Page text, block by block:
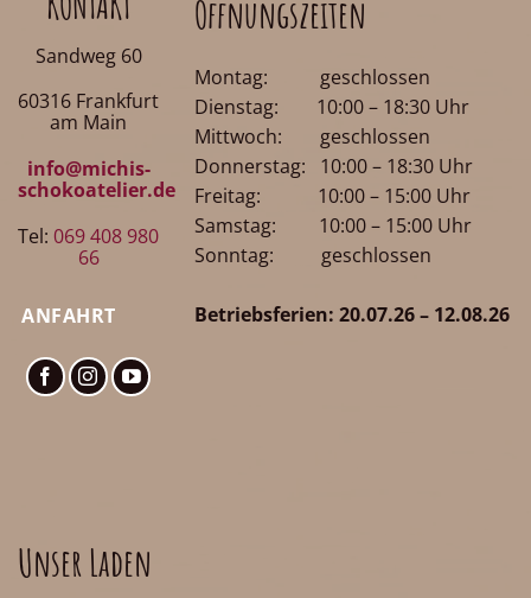
Sandweg 60
60316 Frankfurt
am Main
info@michis-
schokoatelier.de
Tel:069 408 980
66
ANFAHRT
Öffnungszeiten
Montag: geschlossen
Dienstag: 10:00 – 18:30 Uhr
Mittwoch: geschlossen
Donnerstag: 10:00 – 18:30 Uhr
Freitag: 10:00 – 15:00 Uhr
Samstag: 10:00 – 15:00 Uhr
Sonntag: geschlossen
Betriebsferien: 20.07.26 – 12.08.26
Unser Laden